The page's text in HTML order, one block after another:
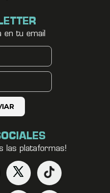
en tu email
las plataformas!